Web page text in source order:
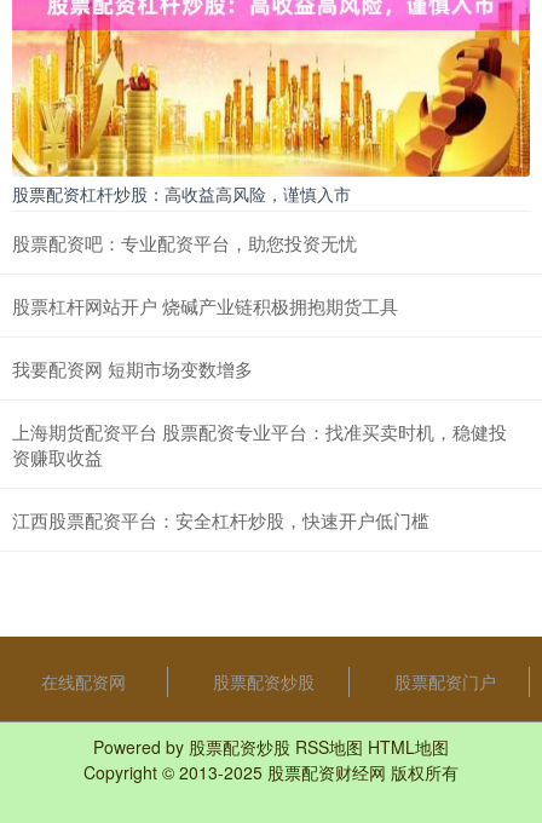
股票配资杠杆炒股：高收益高风险，谨慎入市
股票配资吧：专业配资平台，助您投资无忧
股票杠杆网站开户 烧碱产业链积极拥抱期货工具
我要配资网 短期市场变数增多
上海期货配资平台 股票配资专业平台：找准买卖时机，稳健投
资赚取收益
江西股票配资平台：安全杠杆炒股，快速开户低门槛
在线配资网 股票配资炒股 股票配资门户
Powered by 股票配资炒股 RSS地图 HTML地图
Copyright © 2013-2025 股票配资财经网 版权所有